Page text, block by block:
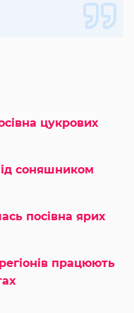
цукрових
соняшником
посівна ярих
працюють